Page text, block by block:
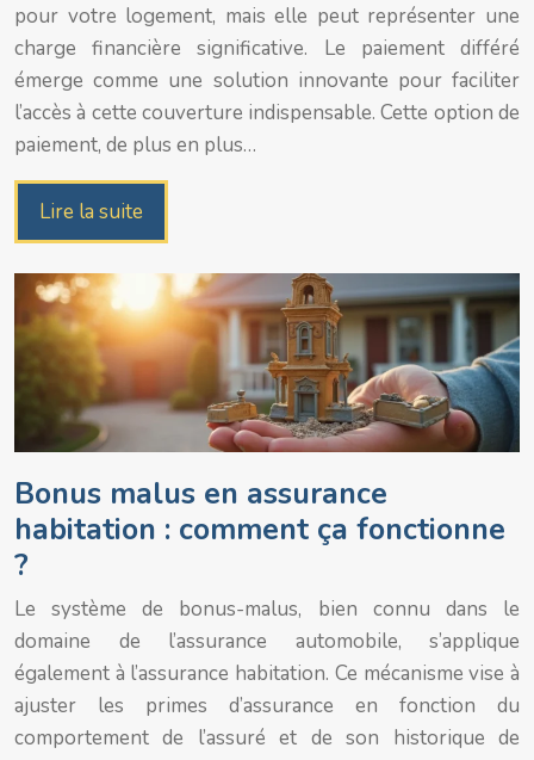
pour votre logement, mais elle peut représenter une
charge financière significative. Le paiement différé
émerge comme une solution innovante pour faciliter
l’accès à cette couverture indispensable. Cette option de
paiement, de plus en plus…
Lire la suite
Bonus malus en assurance
habitation : comment ça fonctionne
?
Le système de bonus-malus, bien connu dans le
domaine de l’assurance automobile, s’applique
également à l’assurance habitation. Ce mécanisme vise à
ajuster les primes d’assurance en fonction du
comportement de l’assuré et de son historique de